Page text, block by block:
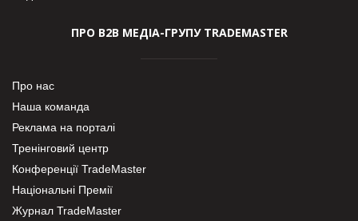
ПРО В2В МЕДІА-ГРУПУ TRADEMASTER
Про нас
Наша команда
Реклама на порталі
Тренінговий центр
Конференції TradeMaster
Національні Премії
Журнал TradeMaster